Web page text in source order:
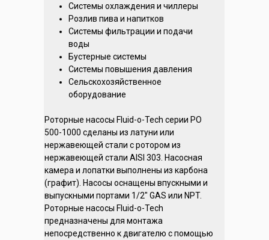
Системы охлаждения и чиллеры
Розлив пива и напитков
Системы фильтрации и подачи
воды
Бустерные системы
Системы повышения давления
Сельскохозяйственное
оборудование
Роторные насосы Fluid-o-Tech серии PO
500-1000 сделаны из латуни или
нержавеющей стали с ротором из
нержавеющей стали AISI 303. Насосная
камера и лопатки выполнены из карбона
(графит). Насосы оснащены впускными и
выпускными портами 1/2" GAS или NPT.
Роторные насосы Fluid-o-Tech
предназначены для монтажа
непосредственно к двигателю с помощью